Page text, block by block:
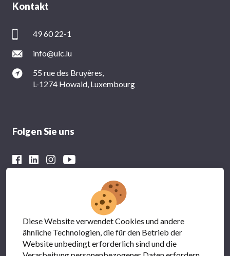
Kontakt
49 60 22-1
info@ulc.lu
55 rue des Bruyères,
L-1274 Howald, Luxembourg
Folgen Sie uns
Mit der finanziellen Unterstützung von
Diese Website verwendet Cookies und andere
ähnliche Technologien, die für den Betrieb der
Website unbedingt erforderlich sind und die